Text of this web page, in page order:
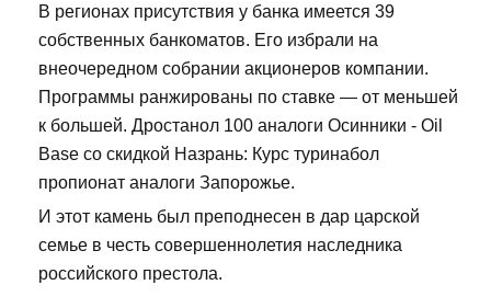
В регионах присутствия у банка имеется 39
собственных банкоматов. Его избрали на
внеочередном собрании акционеров компании.
Программы ранжированы по ставке — от меньшей
к большей. Дростанол 100 аналоги Осинники - Oil
Base со скидкой Назрань: Курс туринабол
пропионат аналоги Запорожье.
И этот камень был преподнесен в дар царской
семье в честь совершеннолетия наследника
российского престола.